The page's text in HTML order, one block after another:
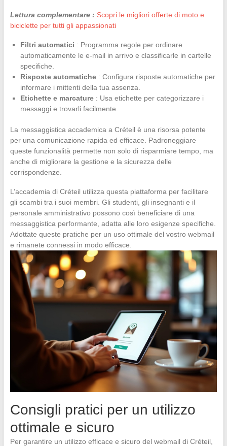
Lettura complementare : Scopri le migliori offerte di moto e
biciclette per tutti gli appassionati
Filtri automatici : Programma regole per ordinare
automaticamente le e-mail in arrivo e classificarle in cartelle
specifiche.
Risposte automatiche: Configura risposte automatiche per
informare i mittenti della tua assenza.
Etichette e marcature: Usa etichette per categorizzare i
messaggi e trovarli facilmente.
La messaggistica accademica a Créteil è una risorsa potente
per una comunicazione rapida ed efficace. Padroneggiare
queste funzionalità permette non solo di risparmiare tempo, ma
anche di migliorare la gestione e la sicurezza delle
corrispondenze.
L’accademia di Créteil utilizza questa piattaforma per facilitare
gli scambi tra i suoi membri. Gli studenti, gli insegnanti e il
personale amministrativo possono così beneficiare di una
messaggistica performante, adatta alle loro esigenze specifiche.
Adottate queste pratiche per un uso ottimale del vostro webmail
e rimanete connessi in modo efficace.
Consigli pratici per un utilizzo
ottimale e sicuro
Per garantire un utilizzo efficace e sicuro del webmail di Créteil,